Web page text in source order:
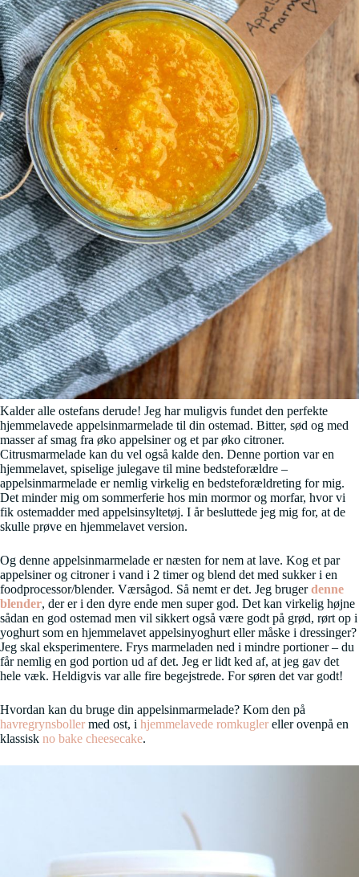
Kalder alle ostefans derude! Jeg har muligvis fundet den perfekte
hjemmelavede appelsinmarmelade til din ostemad. Bitter, sød og med
masser af smag fra øko appelsiner og et par øko citroner.
Citrusmarmelade kan du vel også kalde den. Denne portion var en
hjemmelavet, spiselige julegave til mine bedsteforældre –
appelsinmarmelade er nemlig virkelig en bedsteforældreting for mig.
Det minder mig om sommerferie hos min mormor og morfar, hvor vi
fik ostemadder med appelsinsyltetøj. I år besluttede jeg mig for, at de
skulle prøve en hjemmelavet version.
Og denne appelsinmarmelade er næsten for nem at lave. Kog et par
appelsiner og citroner i vand i 2 timer og blend det med sukker i en
foodprocessor/blender. Værsågod. Så nemt er det. Jeg brugerdenne
blender, der er i den dyre ende men super god. Det kan virkelig højne
sådan en god ostemad men vil sikkert også være godt på grød, rørt op i
yoghurt som en hjemmelavet appelsinyoghurt eller måske i dressinger?
Jeg skal eksperimentere. Frys marmeladen ned i mindre portioner – du
får nemlig en god portion ud af det. Jeg er lidt ked af, at jeg gav det
hele væk. Heldigvis var alle fire begejstrede. For søren det var godt!
Hvordan kan du bruge din appelsinmarmelade? Kom den på
havregrynsboller med ost, i hjemmelavede romkugler eller ovenpå en
klassisk no bake cheesecake.